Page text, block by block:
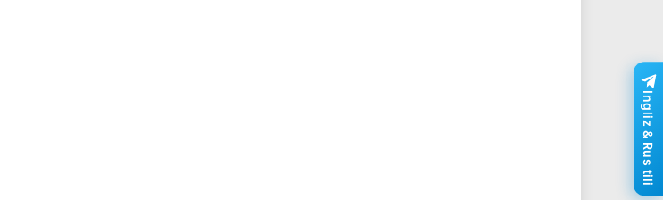
Ingliz & Rus tili